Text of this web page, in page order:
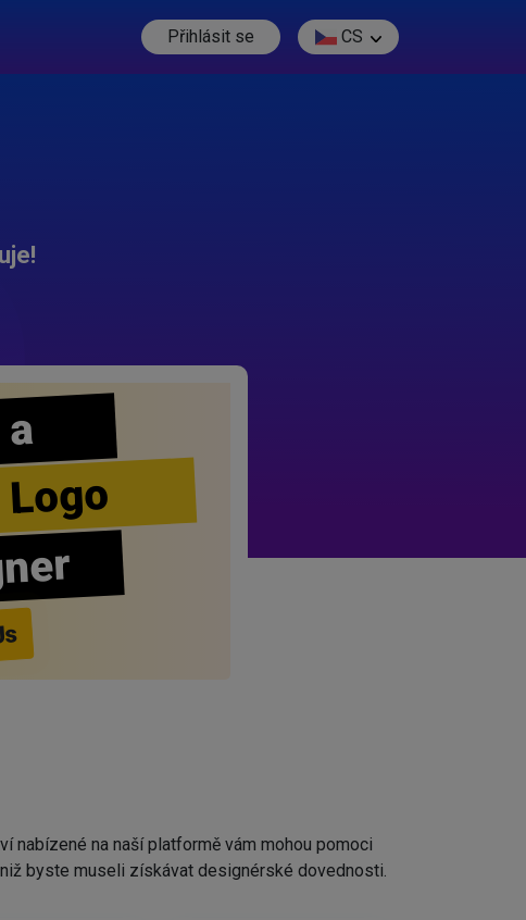
Přihlásit se CS
na naší platformě vám mohou pomoci
byste museli získávat designérské dovednosti.